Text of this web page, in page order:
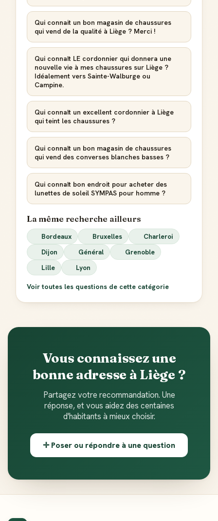
Qui connait un bon magasin de chaussures
qui vend de la qualité à Liège ? Merci !
Qui connaît LE cordonnier qui donnera une
nouvelle vie à mes chaussures sur Liège ?
Idéalement vers Sainte-Walburge ou
Campine.
Qui connaît un excellent cordonnier à Liège
qui teint les chaussures ?
Qui connaît un bon magasin de chaussures
qui vend des converses blanches basses ?
Qui connaît bon endroit pour acheter des
lunettes de soleil SYMPAS pour homme ?
La même recherche ailleurs
Bordeaux Bruxelles
Charleroi
Dijon
Général
Grenoble
Lille
Lyon
Voir toutes les questions de cette catégorie
Vous connaissez une
bonne adresse à Liège ?
Partagez votre recommandation. Une
réponse, et vous aidez des centaines
d'habitants à mieux choisir.
✛ Poser ou répondre à une question